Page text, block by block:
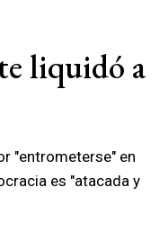
liquidó a
"entrometerse" en
es "atacada y